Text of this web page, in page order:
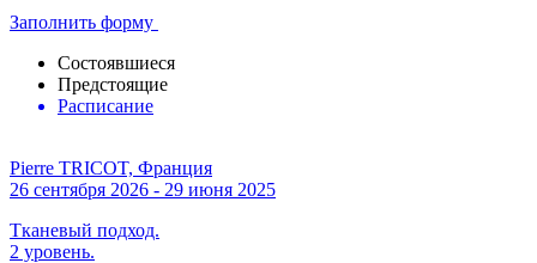
Заполнить форму
Состоявшиеся
Предстоящие
Расписание
Pierre TRICOT, Франция
26 сентября 2026 - 29 июня 2025
Тканевый подход.
2 уровень.